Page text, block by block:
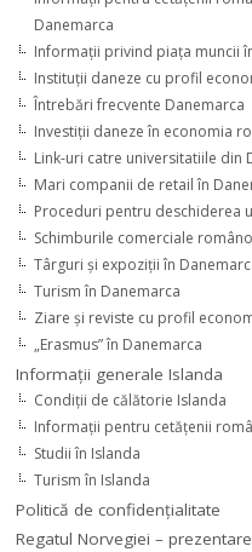
Danemarca
Informaţii privind piaţa muncii
Instituţii daneze cu profil
Întrebări frecvente Danemarca
Investiţii daneze în economia
Link-uri catre universitatiile din
Mari companii de retail în
Proceduri pentru deschiderea
Schimburile comerciale
Târguri şi expoziţii în
Turism în Danemarca
Ziare şi reviste cu profil
„Erasmus” în Danemarca
Informaţii generale Islanda
Condiţii de călătorie Islanda
Informaţii pentru cetăţenii
Studii în Islanda
Turism în Islanda
Politică de confidențialitate
Regatul Norvegiei –